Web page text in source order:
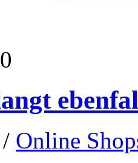
/ Online